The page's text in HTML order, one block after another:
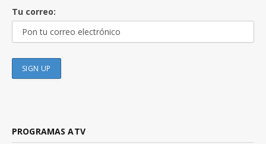
Tu correo:
PROGRAMAS ATV